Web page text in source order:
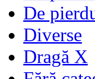
De
Diverse
Dragă X